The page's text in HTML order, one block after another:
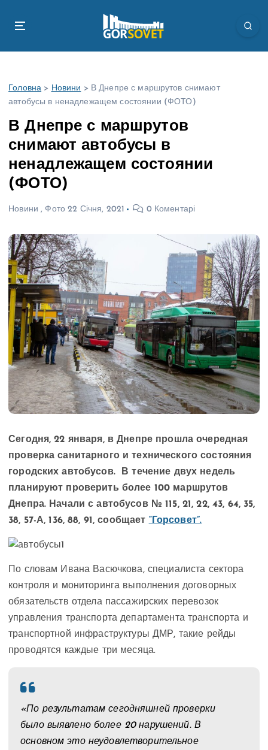
Головна > Новини > В Днепре с маршрутов снимают
автобусы в ненадлежащем состоянии (ФОТО)
В Днепре с маршрутов
снимают автобусы в
ненадлежащем состоянии
(ФОТО)
Новини , Фото 22 Січня, 2021 0 Коментарі
Сегодня, 22 января, в Днепре прошла очередная
проверка санитарного и технического состояния
городских автобусов. В течение двух недель
планируют проверить более 100 маршрутов
Днепра. Начали с автобусов № 115, 21, 22, 43, 64, 35,
38, 57-А, 136, 88, 91, сообщает “Горсовет”.
По словам Ивана Васючкова, специалиста сектора
контроля и мониторинга выполнения договорных
обязательств отдела пассажирских перевозок
управления транспорта департамента транспорта и
транспортной инфраструктуры ДМР, такие рейды
проводятся каждые три месяца.
«По результатам сегодняшней проверки
было выявлено более 20 нарушений. В
основном это неудовлетворительное